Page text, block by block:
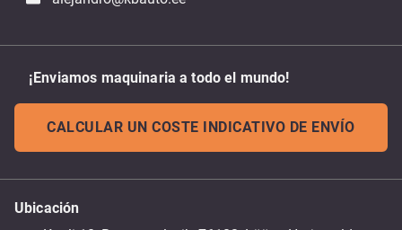
¡Enviamos maquinaria a todo el mundo!
CALCULAR UN COSTE INDICATIVO DE ENVÍO
Ubicación